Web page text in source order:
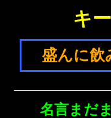
キ
盛んに飲
名言まだ